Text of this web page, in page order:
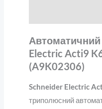
Автоматичний
Electric Acti9
(A9K02306)
Schneider Electric
триполюсний